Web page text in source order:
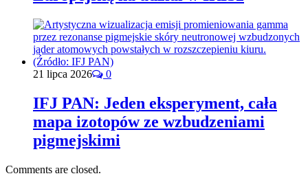
21 lipca 2026 0
IFJ PAN: Jeden eksperyment, cała
mapa izotopów ze wzbudzeniami
pigmejskimi
Comments are closed.